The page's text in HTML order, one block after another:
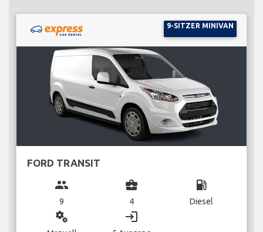
9-SITZER MINIVAN
FORD TRANSIT
group
9
business_center
4
local_gas_station
Diesel
miscellaneous_services login